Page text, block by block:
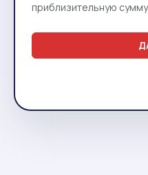
приблизительную